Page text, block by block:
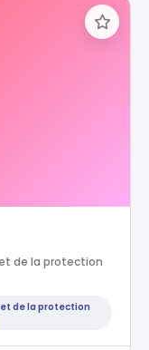
de la protection
de la protection